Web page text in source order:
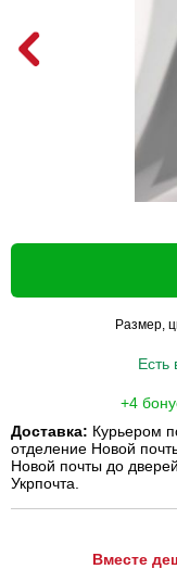
Размер,
Есть
+4
Доставка: Курьером
отделение Новой
Новой почты до
Укрпочта.
Вместе